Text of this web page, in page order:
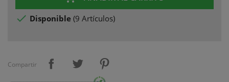
 Disponible (9 Artículos)
Compartir